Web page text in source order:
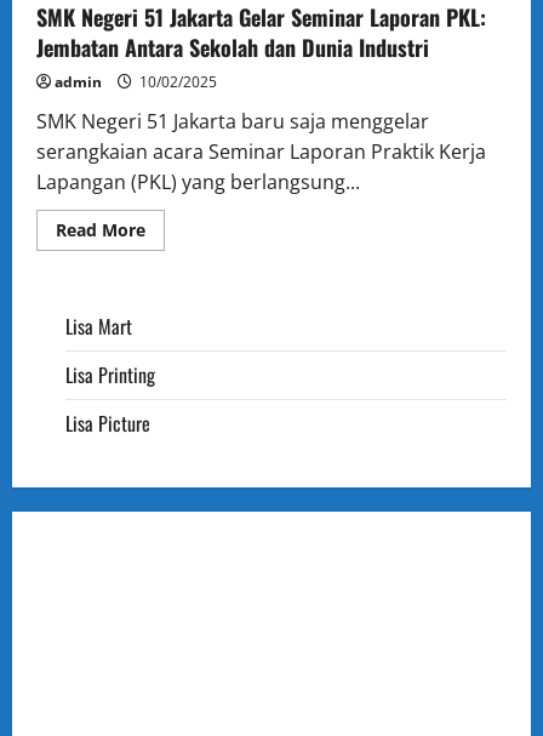
SMK Negeri 51 Jakarta Gelar Seminar Laporan PKL:
Jembatan Antara Sekolah dan Dunia Industri
admin 10/02/2025
SMK Negeri 51 Jakarta baru saja menggelar
serangkaian acara Seminar Laporan Praktik Kerja
Lapangan (PKL) yang berlangsung...
Read MoreRead
more
Gelar
Laporan
PKL:
Jembatan
Antara
Dunia
Lisa Mart
Lisa Printing
Lisa Picture